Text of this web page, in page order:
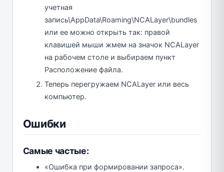
учетная
запись\AppData\Roaming\NCALayer\bundles
или ее можно открыть так: правой
клавишей мыши жмем на значок NCALayer
на рабочем столе и выбираем пункт
Расположение файла.
Теперь перегружаем NCALayer или весь
компьютер.
Ошибки
Самые частые:
«Ошибка при формировании запроса».